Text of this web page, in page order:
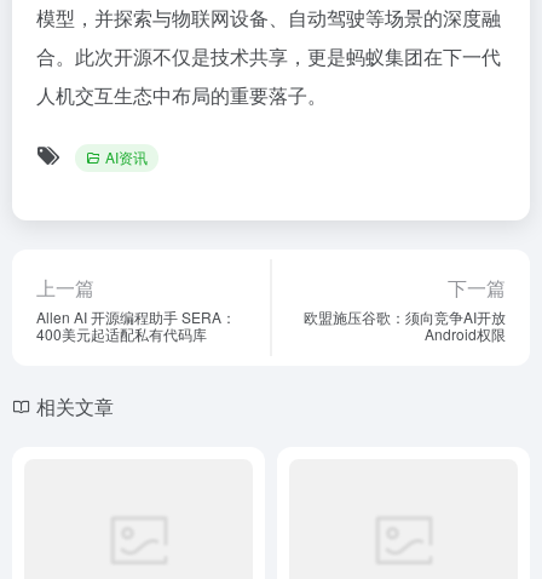
模型，并探索与物联网设备、自动驾驶等场景的深度融
合。此次开源不仅是技术共享，更是蚂蚁集团在下一代
人机交互生态中布局的重要落子。
AI资讯
上一篇
Allen AI 开源编程助手 SERA：
400美元起适配私有代码库
下一篇
欧盟施压谷歌：须向竞争AI开放
Android权限
相关文章